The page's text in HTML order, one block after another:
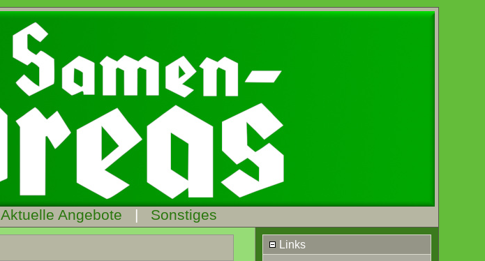
Aktuelle Angebote | Sonstiges
Links